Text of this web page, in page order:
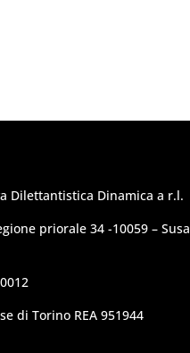
Dilettantistica Dinamica a r.l.
priorale 34 -10059 – Susa
di Torino REA 951944